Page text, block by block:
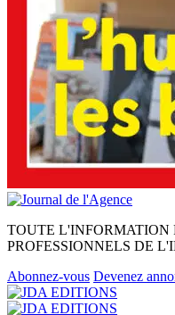
TOUTE L'INFORMATION
PROFESSIONNELS DE
Abonnez-vous Devenez